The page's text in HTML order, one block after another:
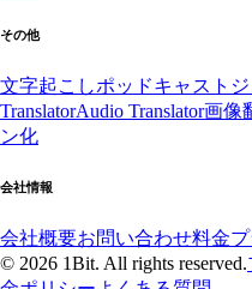
その他
文字起こしポッドキャスト
TranslatorAudio Translator画像
ン化
会社情報
会社概要お問い合わせ料金
© 2026 1Bit. All rights reserved.